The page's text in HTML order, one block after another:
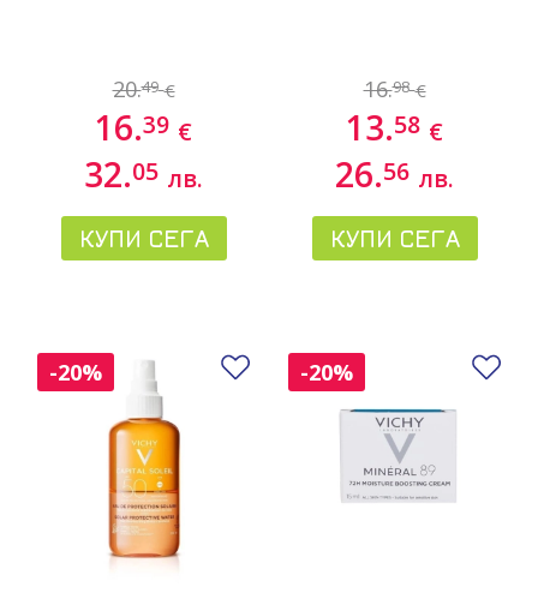
20.49 €
16.39 €
32.05 лв.
КУПИ СЕГА
16.98 €
13.58 €
26.56 лв.
КУПИ СЕГА
-20% Добави в любими
-20%